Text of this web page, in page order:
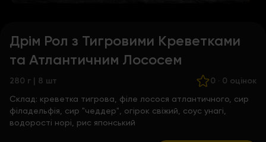
Дрім Рол з Тигровими Креветками
та Атлантичним Лососем
280 г | 8 шт 0 · 0 оцінок
Склад: креветка тигрова, філе лосося атлантичного, сир
філадельфія, сир "чеддер", огірок свіжий, соус унагі,
водорості норі, рис японський